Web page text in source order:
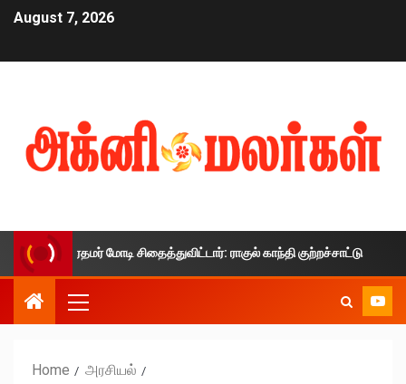
August 7, 2026
பிரதமர் மோடி சிதைத்துவிட்டார்: ராகுல் காந்தி குற்றச்சாட்டு
Home
அரசியல்